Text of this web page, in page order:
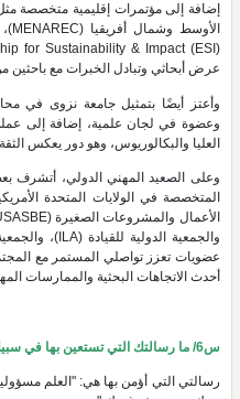
إضافة إلى مؤتمرات إقليمية متخصصة
عرض أبحاثي وتبادل الخبرات مع باحثين
وأعتز أيضًا بتمثيل جامعة نزوى في
وعضوة في لجان علمية، إضافة إلى
العليا والبكالوريوس، وهو دور يعكس الثقة
وعلى الصعيد المهني الدولي، أتشرف
المتخصصة في الولايات المتحدة
عضويات تعزز تواصلي المستمر مع
أحدث الاتجاهات البحثية والممارسات
س6/ ما رسالتك التي تستعين بها في سبيل العلم والعمل؟
رسالتي التي أؤمن بها هي: "العلم